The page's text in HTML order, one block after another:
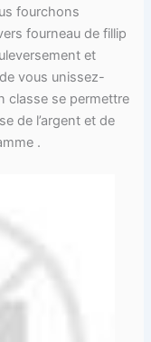
fourchons
fourneau de fillip
et
vous unissez-
classe se permettre
de l’argent et de
.